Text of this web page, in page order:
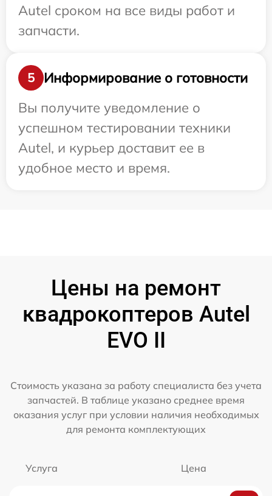
Autel сроком на все виды работ и
запчасти.
5
Информирование о готовности
Вы получите уведомление о
успешном тестировании техники
Autel, и курьер доставит ее в
удобное место и время.
Цены на ремонт
квадрокоптеров Autel
EVO II
Стоимость указана за работу специалиста без учета
запчастей. В таблице указано среднее время
оказания услуг при условии наличия необходимых
для ремонта комплектующих
Услуга Цена